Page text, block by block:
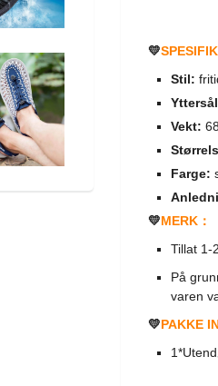
💛
Stil:
Vekt:
Farge:
💛MERK：
Tillat 1-
På
varen
💛PAKKE